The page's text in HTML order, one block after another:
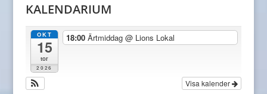
KALENDARIUM
OKT
15
tor
2026
18:00Ärtmiddag@ Lions Lokal
Visa kalender